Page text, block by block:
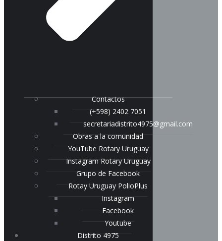
Contactos
(+598) 2402 7051
secretariadistrito4975@gmail.com
Obras a la comunidad
YouTube Rotary Uruguay
Instagram Rotary Uruguay
Grupo de Facebook
Rotay Uruguay PolioPlus
Instagram
Facebook
Youtube
Distrito 4975